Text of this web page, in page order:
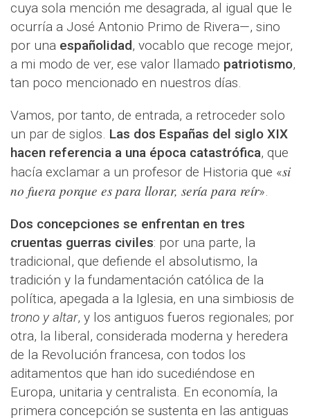
cuya sola mención me desagrada, al igual que le
ocurría a José Antonio Primo de Rivera—, sino
por una españolidad, vocablo que recoge mejor,
a mi modo de ver, ese valor llamado patriotismo,
tan poco mencionado en nuestros días.
Vamos, por tanto, de entrada, a retroceder solo
un par de siglos. Las dos Españas del siglo XIX
hacen referencia a una época catastrófica, que
hacía exclamar a un profesor de Historia que «si
no fuera porque es para llorar, sería para reír».
Dos concepciones se enfrentan en tres
cruentas guerras civiles: por una parte, la
tradicional, que defiende el absolutismo, la
tradición y la fundamentación católica de la
política, apegada a la Iglesia, en una simbiosis de
trono y altar, y los antiguos fueros regionales; por
otra, la liberal, considerada moderna y heredera
de la Revolución francesa, con todos los
aditamentos que han ido sucediéndose en
Europa, unitaria y centralista. En economía, la
primera concepción se sustenta en las antiguas